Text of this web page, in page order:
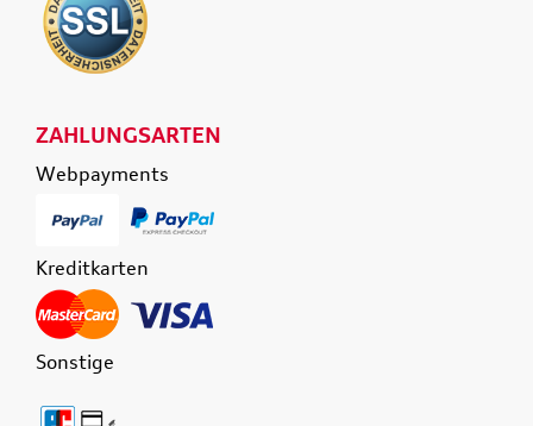
ZAHLUNGSARTEN
Webpayments
Kreditkarten
Sonstige